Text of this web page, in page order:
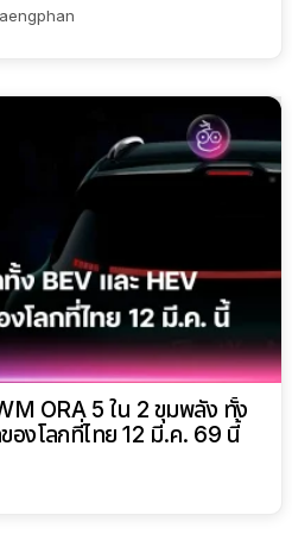
ORA 5 ใน 2 ขุมพลัง ทั้ง
องโลกที่ไทย 12 มี.ค. 69 นี้